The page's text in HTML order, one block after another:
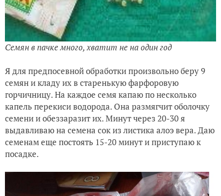
Семян в пачке много, хватит не на один год
Я для предпосевной обработки произвольно беру 9
семян и кладу их в старенькую фарфоровую
горчичницу. На каждое семя капаю по несколько
капель перекиси водорода. Она размягчит оболочку
семени и обеззаразит их. Минут через 20-30 я
выдавливаю на семена сок из листика алоэ вера. Даю
семенам еще постоять 15-20 минут и приступаю к
посадке.